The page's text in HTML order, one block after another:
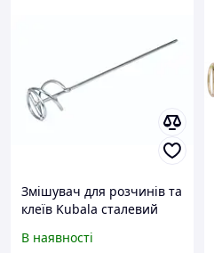
Змішувач для розчинів та
клеїв Kubala сталевий
80х500 мм
В наявності